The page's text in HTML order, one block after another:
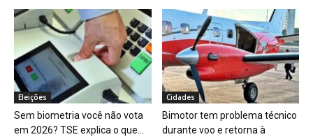
Eleições
Sem biometria você não vota
em 2026? TSE explica o que...
Cidades
Bimotor tem problema técnico
durante voo e retorna à